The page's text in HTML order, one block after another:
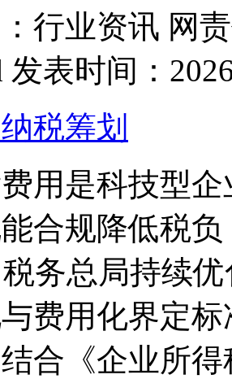
行业资讯 网
发表时间：
税筹划
是科技型企
合规降低税
务总局持续
费用化界定
合《企业所